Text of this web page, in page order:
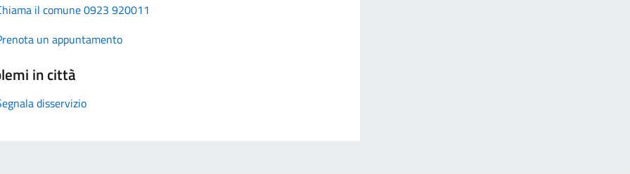
il comune 0923 920011
un appuntamento
in città
disservizio